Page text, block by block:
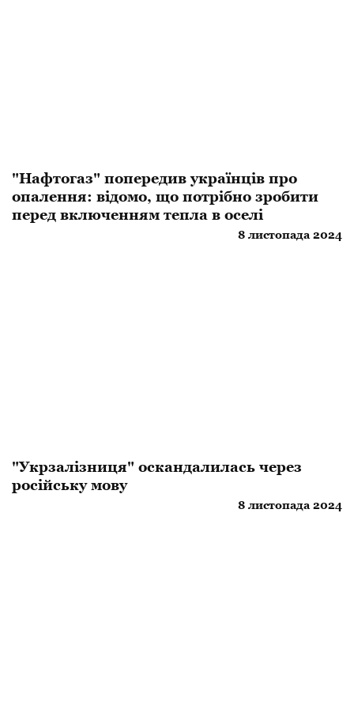
"Нафтогаз" попередив українців про
опалення: відомо, що потрібно зробити
перед включенням тепла в оселі
8 листопада 2024
"Укрзалізниця" оскандалилась через
російську мову
8 листопада 2024